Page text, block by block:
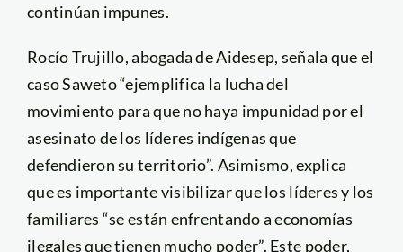
continúan impunes.
Rocío Trujillo, abogada de Aidesep, señala que el
caso Saweto “ejemplifica la lucha del
movimiento para que no haya impunidad por el
asesinato de los líderes indígenas que
defendieron su territorio”. Asimismo, explica
que es importante visibilizar que los líderes y los
familiares “se están enfrentando a economías
ilegales que tienen mucho poder”. Este poder,